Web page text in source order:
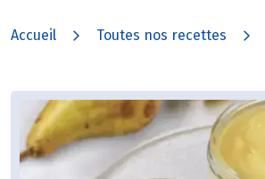
Accueil Toutes nos recettes